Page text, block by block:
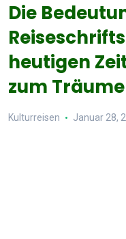
Die
heutigen
zum
Kulturreisen Januar 28,